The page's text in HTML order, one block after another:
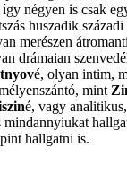
négyen is csak
huszadik
merészen
drámaian
é, olyan intim,
mint
é, vagy
mindannyiukat
hallgatni is.